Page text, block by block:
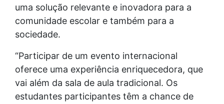
uma solução relevante e inovadora para a
comunidade escolar e também para a
sociedade.
“Participar de um evento internacional
oferece uma experiência enriquecedora, que
vai além da sala de aula tradicional. Os
estudantes participantes têm a chance de